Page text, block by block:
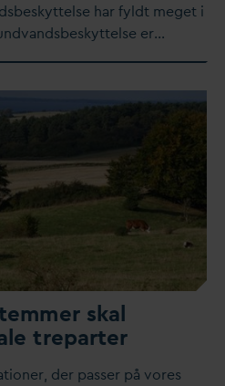
har fyldt meget i
vandsbeskyttelse er…
skal
treparter
der passer på vores